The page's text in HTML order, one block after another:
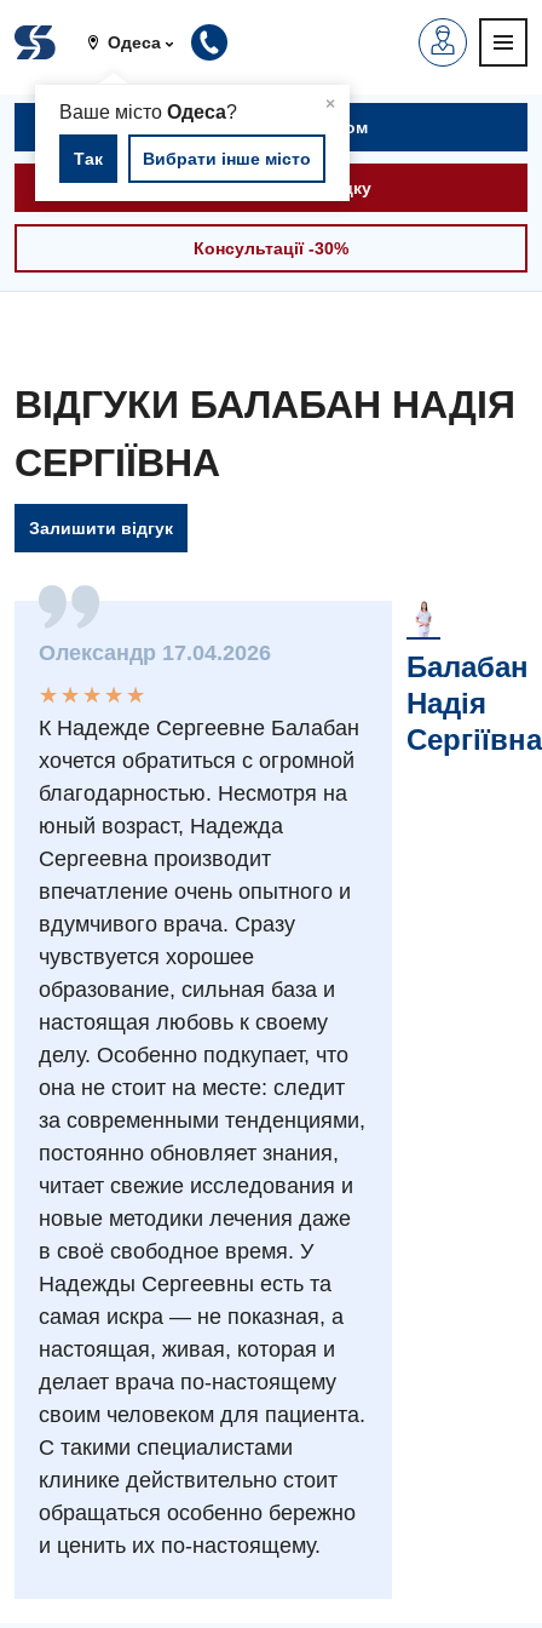
Одеса
×
Ваше містоОдеса?
Так Вибрати інше місто
Вакансії
Заходи БПР
Інтернатура
Безкоштовні операції
Енциклопедія
Програма лояльності
Відгуки
Відео
Діагностика
Ангіографічні дослідження
Діагностичне відділення
Ендоскопічне відділення
Комп’ютерна томографія
Магнітно-резонансна томографія
Мамографія
Нейросонографія
Рентгенографія
УЗД
Для дорослих
Акушерство і гінекологія
Алергологія, імунологія
Андрологія
Безоплатні послуги
Вакцинація
Відділення інтенсивної терапії
Відділення кардіосудинної патології та неврології
Відділ госпіталізації
Відділення кардіосудинної патології та неврології
Відділення невідкладних станів
Відділення інтенсивної терапії
Гінекологічне відділення
Діагностичне відділення
Онкологічне відділлення
Офтальмологічне відділення
Педіатричне відділення
Терапевтичне відділення
Травматологічне відділення
Урологічне відділення
Хірургічне відділення
Швидка медична допомога
Декларування
Лікування гострого інфаркту
Національний скринінг здоров’я 40+
Українська
Російська
Записатися на прийом
Викликати швидку
Консультації -30%
ВІДГУКИ БАЛАБАН НАДІЯ
СЕРГІЇВНА
Залишити відгук
Олександр 17.04.2026
★
★
★
★
★
★ ★ ★ ★ ★
К Надежде Сергеевне Балабан
хочется обратиться с огромной
благодарностью. Несмотря на
юный возраст, Надежда
Сергеевна производит
впечатление очень опытного и
вдумчивого врача. Сразу
чувствуется хорошее
образование, сильная база и
настоящая любовь к своему
делу. Особенно подкупает, что
она не стоит на месте: следит
за современными тенденциями,
постоянно обновляет знания,
читает свежие исследования и
новые методики лечения даже
в своё свободное время. У
Надежды Сергеевны есть та
самая искра — не показная, а
настоящая, живая, которая и
делает врача по-настоящему
своим человеком для пациента.
С такими специалистами
клинике действительно стоит
обращаться особенно бережно
и ценить их по-настоящему.
Балабан
Надія
Сергіївна